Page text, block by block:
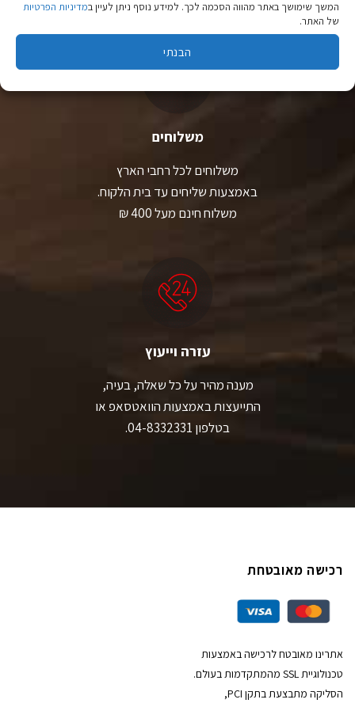
המשך שימושך באתר מהווה הסכמה לכך. למידע נוסף ניתן לעיין במדיניות הפרטיות
של האתר.
הבנתי
משלוחים
משלוחים לכל רחבי הארץ
באמצעות שליחים עד בית הלקוח.
משלוח חינם מעל 400 ₪
עזרה וייעוץ
מענה מהיר על כל שאלה, בעיה,
התייעצות באמצעות הוואטסאפ או
בטלפון 04-8332331.
רכישה מאובטחת
אתרינו מאובטח לרכישה באמצעות
טכנולוגיית SSL מהמתקדמות בעולם.
הסליקה מתבצעת בתקן PCI,